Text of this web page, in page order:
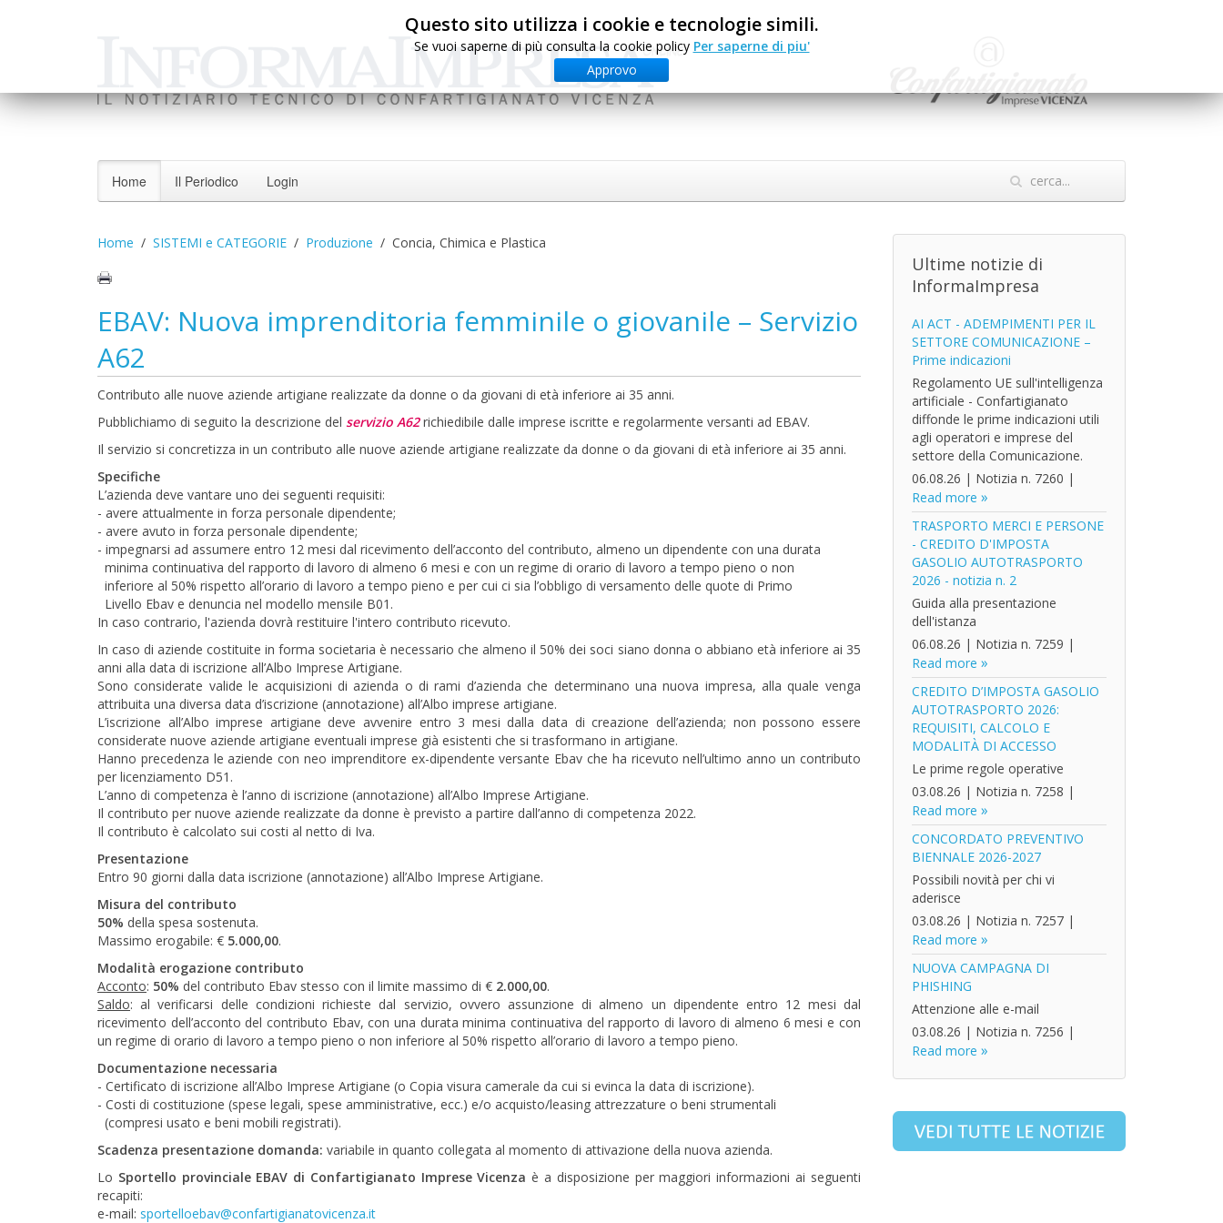
Questo sito utilizza i cookie e tecnologie simili.
Se vuoi saperne di più consulta la cookie policy Per saperne di piu'
Approvo
Home Il Periodico Login
Home SISTEMI e CATEGORIE Produzione Concia, Chimica e Plastica
EBAV: Nuova imprenditoria femminile o giovanile – Servizio
A62
Contributo alle nuove aziende artigiane realizzate da donne o da giovani di età inferiore ai 35 anni.
Pubblichiamo di seguito la descrizione del servizio A62richiedibile dalle imprese iscritte e regolarmente versanti ad EBAV.
Il servizio si concretizza in un contributo alle nuove aziende artigiane realizzate da donne o da giovani di età inferiore ai 35 anni.
Specifiche
L’azienda deve vantare uno dei seguenti requisiti:
- avere attualmente in forza personale dipendente;
- avere avuto in forza personale dipendente;
- impegnarsi ad assumere entro 12 mesi dal ricevimento dell’acconto del contributo, almeno un dipendente con una durata
minima continuativa del rapporto di lavoro di almeno 6 mesi e con un regime di orario di lavoro a tempo pieno o non
inferiore al 50% rispetto all’orario di lavoro a tempo pieno e per cui ci sia l’obbligo di versamento delle quote di Primo
Livello Ebav e denuncia nel modello mensile B01.
In caso contrario, l'azienda dovrà restituire l'intero contributo ricevuto.
In caso di aziende costituite in forma societaria è necessario che almeno il 50% dei soci siano donna o abbiano età inferiore ai 35
anni alla data di iscrizione all’Albo Imprese Artigiane.
Sono considerate valide le acquisizioni di azienda o di rami d’azienda che determinano una nuova impresa, alla quale venga
attribuita una diversa data d’iscrizione (annotazione) all’Albo imprese artigiane.
L’iscrizione all’Albo imprese artigiane deve avvenire entro 3 mesi dalla data di creazione dell’azienda; non possono essere
considerate nuove aziende artigiane eventuali imprese già esistenti che si trasformano in artigiane.
Hanno precedenza le aziende con neo imprenditore ex-dipendente versante Ebav che ha ricevuto nell’ultimo anno un contributo
per licenziamento D51.
L’anno di competenza è l’anno di iscrizione (annotazione) all’Albo Imprese Artigiane.
Il contributo per nuove aziende realizzate da donne è previsto a partire dall’anno di competenza 2022.
Il contributo è calcolato sui costi al netto di Iva.
Presentazione
Entro 90 giorni dalla data iscrizione (annotazione) all’Albo Imprese Artigiane.
Misura del contributo
50% della spesa sostenuta.
Massimo erogabile: € 5.000,00.
Modalità erogazione contributo
Acconto: 50% del contributo Ebav stesso con il limite massimo di € 2.000,00.
Saldo: al verificarsi delle condizioni richieste dal servizio, ovvero assunzione di almeno un dipendente entro 12 mesi dal
ricevimento dell’acconto del contributo Ebav, con una durata minima continuativa del rapporto di lavoro di almeno 6 mesi e con
un regime di orario di lavoro a tempo pieno o non inferiore al 50% rispetto all’orario di lavoro a tempo pieno.
Documentazione necessaria
- Certificato di iscrizione all’Albo Imprese Artigiane (o Copia visura camerale da cui si evinca la data di iscrizione).
- Costi di costituzione (spese legali, spese amministrative, ecc.) e/o acquisto/leasing attrezzature o beni strumentali
(compresi usato e beni mobili registrati).
Scadenza presentazione domanda: variabile in quanto collegata al momento di attivazione della nuova azienda.
Lo Sportello provinciale EBAV di Confartigianato Imprese Vicenza è a disposizione per maggiori informazioni ai seguenti
recapiti:
e-mail: sportelloebav@confartigianatovicenza.it
Ultime notizie di
InformaImpresa
AI ACT - ADEMPIMENTI PER IL
SETTORE COMUNICAZIONE –
Prime indicazioni
Regolamento UE sull'intelligenza
artificiale - Confartigianato
diffonde le prime indicazioni utili
agli operatori e imprese del
settore della Comunicazione.
06.08.26 | Notizia n. 7260 |
Read more
TRASPORTO MERCI E PERSONE
- CREDITO D'IMPOSTA
GASOLIO AUTOTRASPORTO
2026 - notizia n. 2
Guida alla presentazione
dell'istanza
06.08.26 | Notizia n. 7259 |
Read more
CREDITO D’IMPOSTA GASOLIO
AUTOTRASPORTO 2026:
REQUISITI, CALCOLO E
MODALITÀ DI ACCESSO
Le prime regole operative
03.08.26 | Notizia n. 7258 |
Read more
CONCORDATO PREVENTIVO
BIENNALE 2026-2027
Possibili novità per chi vi
aderisce
03.08.26 | Notizia n. 7257|
Read more
NUOVA CAMPAGNA DI
PHISHING
Attenzione alle e-mail
03.08.26 | Notizia n. 7256 |
Read more